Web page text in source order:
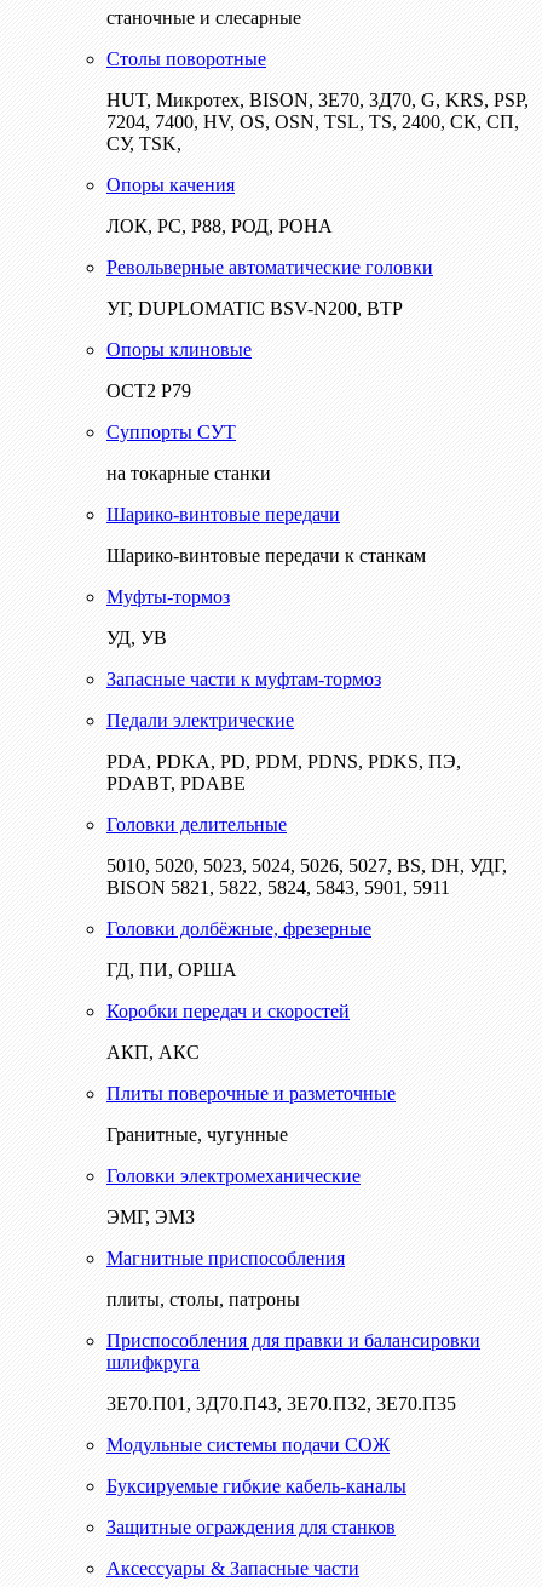
станочные и слесарные
Столы поворотные
HUT, Микротех, BISON, 3Е70, 3Д70, G, KRS, PSP,
7204, 7400, HV, OS, OSN, TSL, TS, 2400, СК, СП,
СУ, TSK,
Опоры качения
ЛОК, РС, Р88, РОД, РОНА
Револьверные автоматические головки
УГ, DUPLOMATIC BSV-N200, ВТР
Опоры клиновые
ОСТ2 Р79
Суппорты СУТ
на токарные станки
Шарико-винтовые передачи
Шарико-винтовые передачи к станкам
Муфты-тормоз
УД, УВ
Запасные части к муфтам-тормоз
Педали электрические
PDA, PDKA, PD, PDM, PDNS, PDKS, ПЭ,
PDABT, PDABE
Головки делительные
5010, 5020, 5023, 5024, 5026, 5027, BS, DH, УДГ,
BISON 5821, 5822, 5824, 5843, 5901, 5911
Головки долбёжные, фрезерные
ГД, ПИ, ОРША
Коробки передач и скоростей
АКП, АКС
Плиты поверочные и разметочные
Гранитные, чугунные
Головки электромеханические
ЭМГ, ЭМЗ
Магнитные приспособления
плиты, столы, патроны
Приспособления для правки и балансировки
шлифкруга
3Е70.П01, 3Д70.П43, 3Е70.П32, 3Е70.П35
Модульные системы подачи СОЖ
Буксируемые гибкие кабель-каналы
Защитные ограждения для станков
Аксессуары & Запасные части